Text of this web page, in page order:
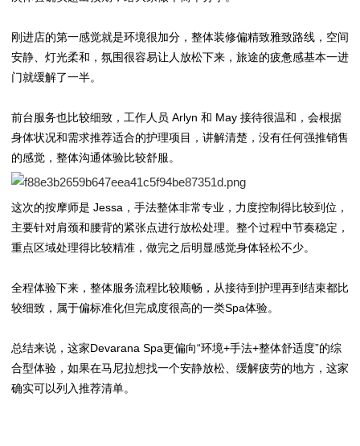
刚进店的第一感觉就是环境很加分，整体装修偏精致雅致路线，空间
安静、灯光柔和，氛围很容易让人放松下来，旅途的疲惫感基本一进
门就缓解了一半。
前台服务也比较细致，工作人员 Arlyn 和 May 接待很温和，会根据
身体状况和需求推荐适合的护理项目，讲解清楚，没有任何强推销售
的感觉，整体沟通体验比较舒服。
这次的按摩师是 Jessa，手法整体非常专业，力度控制得比较到位，
主要针对肩颈和腰背的紧张点进行放松处理。整个过程中节奏稳定，
重点区域处理得比较精准，做完之后明显感觉身体轻松不少。
全程体验下来，整体服务流程比较顺畅，从接待到护理再到结束都比
较细致，属于偏标准化但完成度很高的一类Spa体验。
总结来说，这家Devarana Spa更偏向“环境+手法+整体舒适度”的综
合型体验，如果在马尼拉想找一个安静放松、缓解疲劳的地方，这家
确实可以列入推荐清单。